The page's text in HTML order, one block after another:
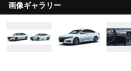
画像ギャラリー